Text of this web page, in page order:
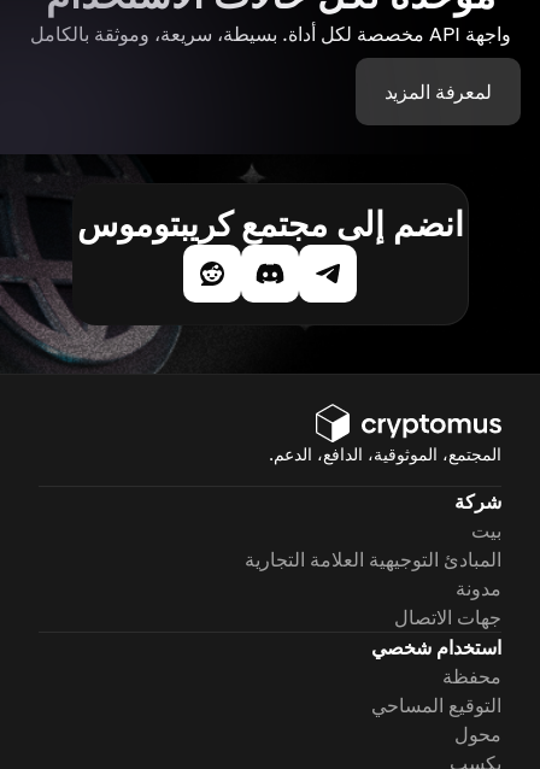
واجهة API مخصصة لكل أداة. بسيطة، سريعة، وموثقة بالكامل
لمعرفة المزيد
انضم إلى مجتمع كريبتوموس
المجتمع، الموثوقية، الدافع، الدعم.
شركة
بيت
المبادئ التوجيهية العلامة التجارية
مدونة
جهات الاتصال
استخدام شخصي
محفظة
التوقيع المساحي
محول
يكسب